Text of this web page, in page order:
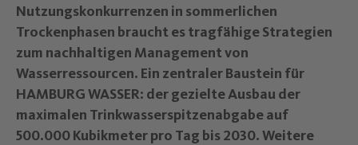
Nutzungskonkurrenzen in sommerlichen
Trockenphasen braucht es tragfähige Strategien
zum nachhaltigen Management von
Wasserressourcen. Ein zentraler Baustein für
HAMBURG WASSER: der gezielte Ausbau der
maximalen Trinkwasserspitzenabgabe auf
500.000 Kubikmeter pro Tag bis 2030. Weitere